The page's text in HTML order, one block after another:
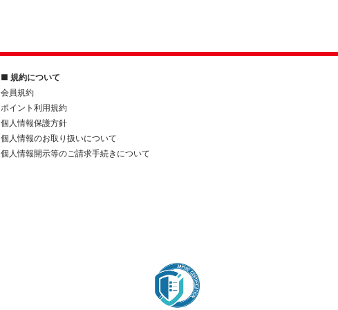
■ 規約について
会員規約
ポイント利用規約
個人情報保護方針
個人情報のお取り扱いについて
個人情報開示等のご請求手続きについて